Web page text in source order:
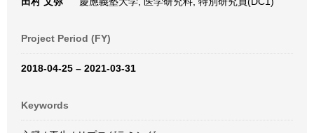
Project Period (FY)
2018-04-25 – 2021-03-31
Keywords